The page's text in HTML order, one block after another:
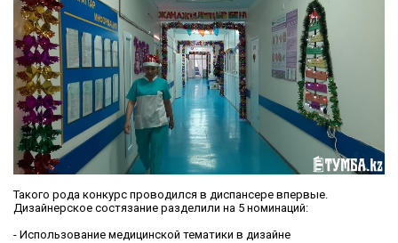
Такого рода конкурс проводился в диспансере впервые.
Дизайнерское состязание разделили на 5 номинаций:
- Использование медицинской тематики в дизайне